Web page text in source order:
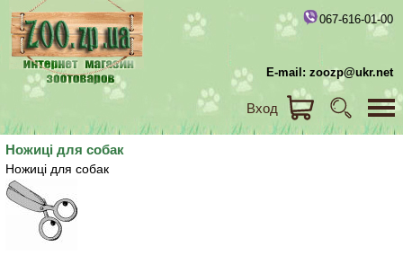
067-616-01-00
E-mail: zoozp@ukr.net
Вход
Ножиці для собак
Ножиці для собак